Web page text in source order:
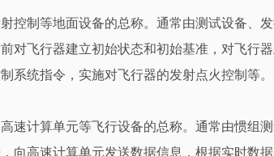
控制等地面设备的总称。通常由测试设备、
对飞行器建立初始状态和初始基准，对飞行
系统指令，实施对飞行器的发射点火控制等。
速计算单元等飞行设备的总称。通常由惯组
向高速计算单元发送数据信息，根据实时数